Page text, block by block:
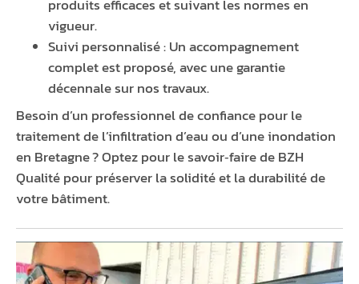
produits efficaces et suivant les normes en
vigueur.
Suivi personnalisé : Un accompagnement
complet est proposé, avec une garantie
décennale sur nos travaux.
Besoin d’un professionnel de confiance pour le
traitement de l’infiltration d’eau ou d’une inondation
en Bretagne ? Optez pour le savoir‑faire de BZH
Qualité pour préserver la solidité et la durabilité de
votre bâtiment.